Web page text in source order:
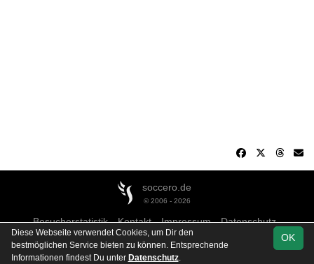
soccero.de
© 2006 - 2026
Besucherstatistik Kontakt Impressum
Datenschutz
OK
Diese Webseite verwendet Cookies, um Dir den
bestmöglichen Service bieten zu können. Entsprechende
Informationen findest Du unter Datenschutz.